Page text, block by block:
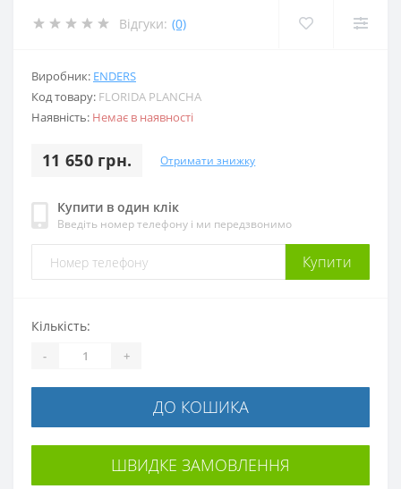
Відгуки: (0)
Виробник: ENDERS
Код товару: FLORIDA PLANCHA
Наявність: Немає в наявності
11 650 грн. Отримати знижку
Купити в один клік
Введіть номер телефону і ми передзвонимо
Купити
Кількість:
- +
ДО КОШИКА
ШВИДКЕ ЗАМОВЛЕННЯ